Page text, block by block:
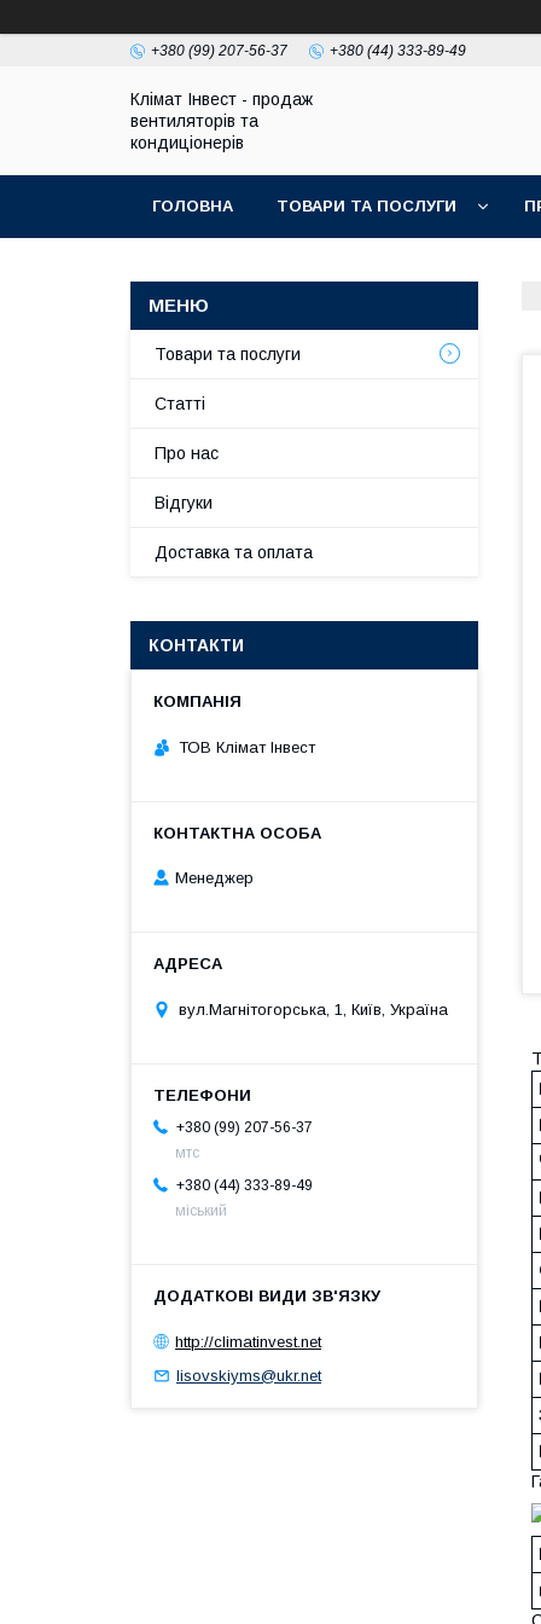
+380 (99) 207-56-37 +380 (44) 333-89-49
Клімат Інвест - продаж
вентиляторів та
кондиціонерів
ГОЛОВНА ТОВАРИ ТА ПОСЛУГИ
Товари та послуги
Статті
Про нас
Відгуки
Доставка та оплата
КОНТАКТИ
ТОВ Клімат Інвест
Менеджер
вул.Магнітогорська, 1, Київ, Україна
+380 (99) 207-56-37
мтс
+380 (44) 333-89-49
міський
http://climatinvest.net
lisovskiyms@ukr.net